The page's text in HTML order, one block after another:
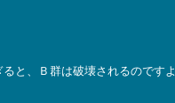
と、Ｂ群は破壊されるのです